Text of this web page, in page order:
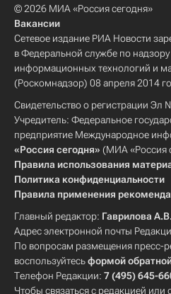
© 2026 МИА «Россия сегодня»
Вакансии
Сетевое издание РИА Новости
в Федеральной службе по надзору
информационных технологий и
(Роскомнадзор) 08 апреля 2014
Свидетельство о регистрации
Учредитель: Федеральное
предприятие Международное
«Россия сегодня» (МИА «Россия
Правила использования
Политика конфиденциальности
Правила применения
Главный редактор: Гаврилова А.В.
Адрес электронной почты
По вопросам размещения пресс-
воспользуйтесьформой
Телефон Редакции: 7 (495) 645-
Чтобы связаться с редакцией или